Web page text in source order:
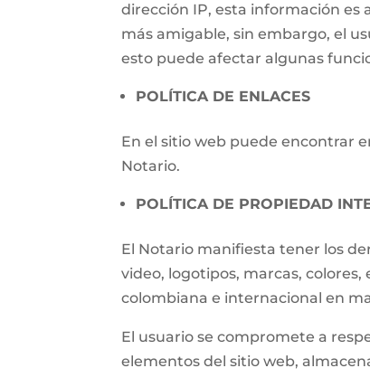
dirección IP, esta información es
más amigable, sin embargo, el
esto puede afectar algunas
POLÍTICA DE ENLACES
En el sitio web puede encontrar
Notario.
POLÍTICA DE PROPIEDAD
El Notario manifiesta tener los
video, logotipos, marcas,
colombiana e internacional en
El usuario se compromete a
elementos del sitio web,